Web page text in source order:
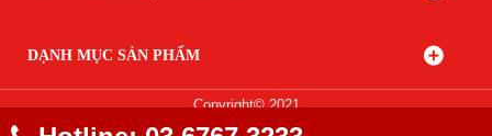
DẠNH MỤC SẢN PHẨM
Copyright© 2021
Designed ByGianHangVN